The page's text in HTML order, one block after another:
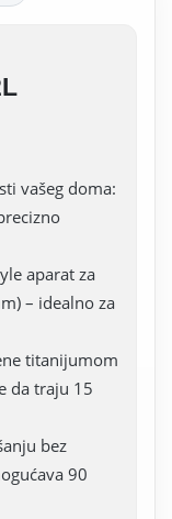
vašeg doma:
aparat za
– idealno za
titanijumom
da traju 15
bez
90